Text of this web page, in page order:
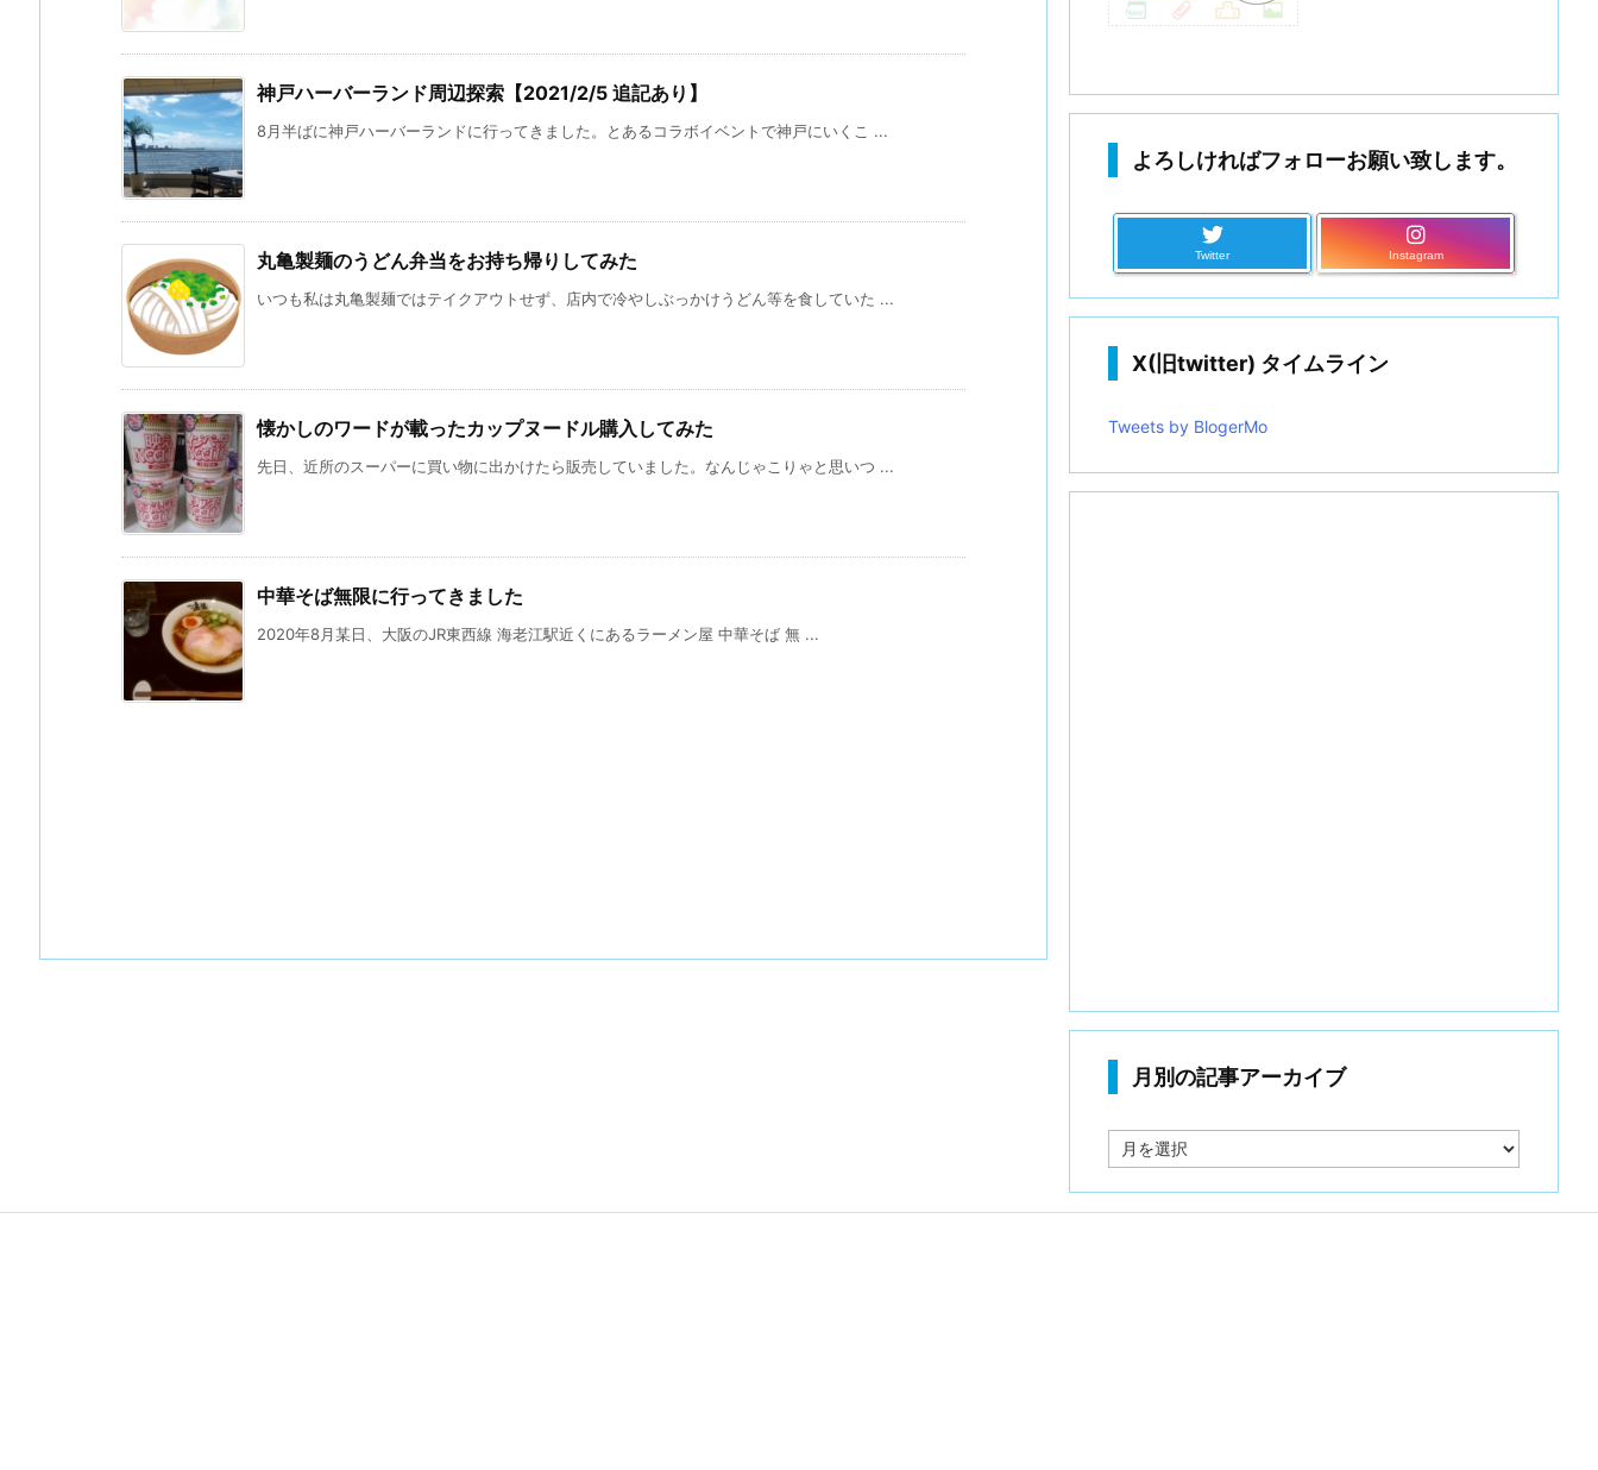
神戸ハーバーランド周辺探索【2021/2/5 追記あり】
8月半ばに神戸ハーバーランドに行ってきました。とあるコラボイベントで神戸にいくこ ...
丸亀製麺のうどん弁当をお持ち帰りしてみた
いつも私は丸亀製麺ではテイクアウトせず、店内で冷やしぶっかけうどん等を食していた ...
懐かしのワードが載ったカップヌードル購入してみた
先日、近所のスーパーに買い物に出かけたら販売していました。なんじゃこりゃと思いつ ...
中華そば無限に行ってきました
2020年8月某日、大阪のJR東西線 海老江駅近くにあるラーメン屋 中華そば 無 ...
よろしければフォローお願い致します。
Twitter Instagram
X(旧twitter) タイムライン
Tweets by BlogerMo
月別の記事アーカイブ
別
記